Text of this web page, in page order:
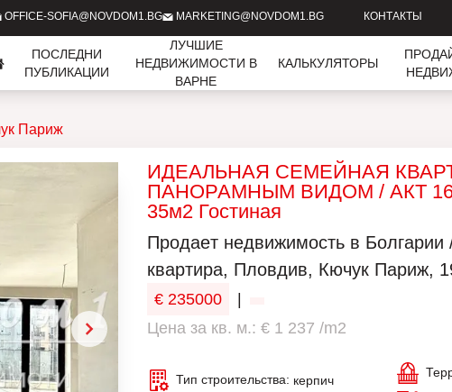
OFFICE-SOFIA@NOVDOM1.BG MARKETING@NOVDOM1.BG КОНТАКТЫ
ПОСЛЕДНИ
ПУБЛИКАЦИИ
ЛУЧШИЕ
НЕДВИЖИМОСТИ В
ВАРНЕ
КАЛЬКУЛЯТОРЫ
Париж
ИДЕАЛЬНАЯ СЕМЕЙНАЯ
ПАНОРАМНЫМ ВИДОМ / АКТ
35м2 Гостиная
Продаeт недвижимость в Болгарии
квартира, Пловдив, Кючук Париж,
€ 235000
Цена за кв. м.: € 1 237 /m2
Тип строительства: керпич